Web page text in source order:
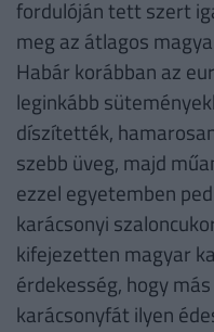
fordulóján tett szert
meg az átlagos
Habár korábban az
leginkább
díszítették,
szebb üveg, majd
ezzel egyetemben
karácsonyi
kifejezetten magyar
érdekesség, hogy
karácsonyfát ilyen